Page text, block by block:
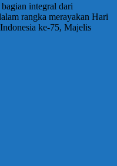
integral dari
rangka merayakan Hari
ke-75, Majelis